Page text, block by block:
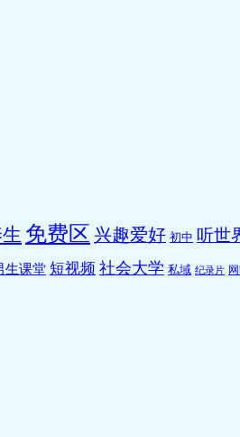
免费区 兴趣爱好 初中 听世
生课堂 短视频 社会大学 私域 纪录片